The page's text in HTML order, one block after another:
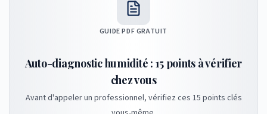
GUIDE PDF GRATUIT
Auto-diagnostic humidité : 15 points à vérifier
chez vous
Avant d'appeler un professionnel, vérifiez ces 15 points clés